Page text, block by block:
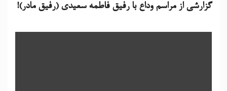
گزارشی از مراسم وداع با رفیق فاطمه سعیدی (رفیق مادر)!